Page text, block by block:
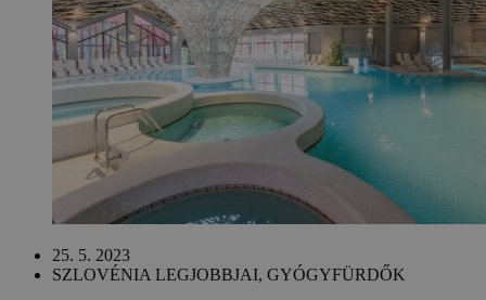
25. 5. 2023
SZLOVÉNIA LEGJOBBJAI, GYÓGYFÜRDŐK